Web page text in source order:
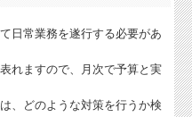
日常業務を遂行する必要があ
れますので、月次で予算と実
、どのような対策を行うか検